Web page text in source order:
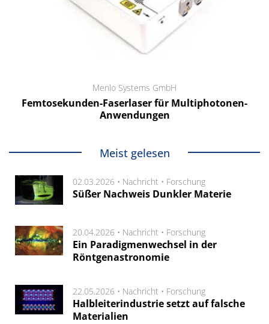
Menlo Systems GmbH
Femtosekunden-Faserlaser für Multiphotonen-
Anwendungen
Meist gelesen
02.03.2026 • Nachricht • Forschung
Süßer Nachweis Dunkler Materie
20.04.2026 • Nachricht • Forschung
Ein Paradigmenwechsel in der
Röntgenastronomie
22.05.2026 • Nachricht • Forschung
Halbleiterindustrie setzt auf falsche
Materialien